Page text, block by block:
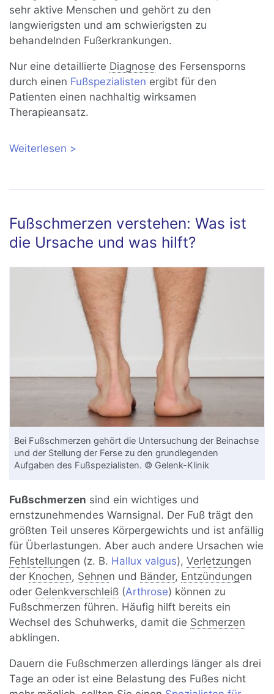
sehr aktive Menschen und gehört zu den
langwierigsten und am schwierigsten zu
behandelnden Fußerkrankungen.
Nur eine detaillierte Diagnose des Fersensporns
durch einen Fußspezialisten ergibt für den
Patienten einen nachhaltig wirksamen
Therapieansatz.
Weiterlesen über Fersensporn und Plantarfasziitis:
Fußschmerzen verstehen: Was ist
die Ursache und was hilft?
Bei Fußschmerzen gehört die Untersuchung der Beinachse
und der Stellung der Ferse zu den grundlegenden
Aufgaben des Fußspezialisten. © Gelenk-Klinik
Fußschmerzen sind ein wichtiges und
ernstzunehmendes Warnsignal. Der Fuß trägt den
größten Teil unseres Körpergewichts und ist anfällig
für Überlastungen. Aber auch andere Ursachen wie
Fehlstellungen (z. B. Hallux valgus),Verletzungen
der Knochen, Sehnen und Bänder, Entzündungen
oder Gelenkverschleiß (Arthrose) können zu
Fußschmerzen führen. Häufig hilft bereits ein
Wechsel des Schuhwerks, damit die Schmerzen
abklingen.
Dauern die Fußschmerzen allerdings länger als drei
Tage an oder ist eine Belastung des Fußes nicht